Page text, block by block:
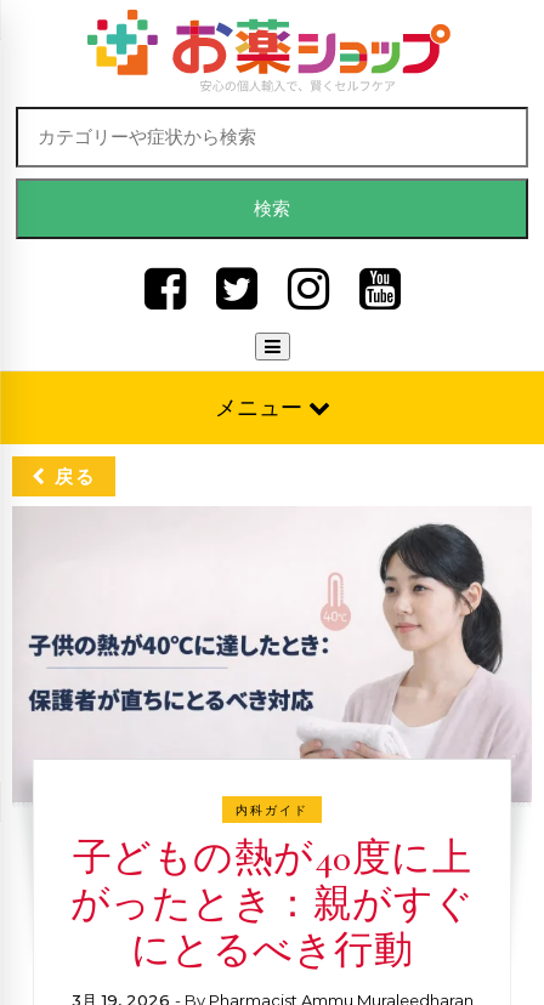
Skip to content
検索:
メニュー
戻る
内科ガイド
子どもの熱が40度に上
がったとき：親がすぐ
にとるべき行動
3月 19, 2026 - By Pharmacist Ammu Muraleedharan